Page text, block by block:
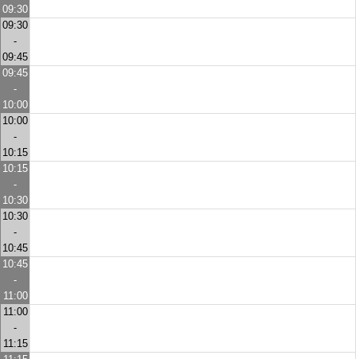
09:30
09:30
-
09:45
09:45
-
10:00
10:00
-
10:15
10:15
-
10:30
10:30
-
10:45
10:45
-
11:00
11:00
-
11:15